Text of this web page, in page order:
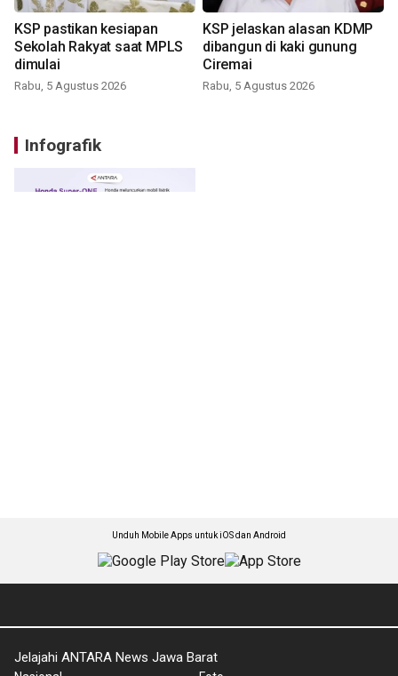
KSP pastikan kesiapan
Sekolah Rakyat saat MPLS
dimulai
Rabu, 5 Agustus 2026
KSP jelaskan alasan KDMP
dibangun di kaki gunung
Ciremai
Rabu, 5 Agustus 2026
Infografik
Unduh Mobile Apps untuk iOS dan Android
Jelajahi ANTARA News Jawa Barat